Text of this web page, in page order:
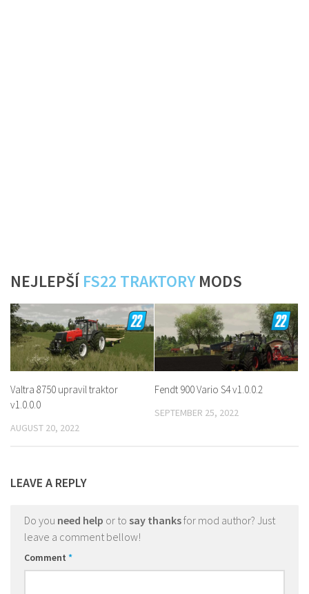
NEJLEPŠÍ FS22 TRAKTORYMODS
Valtra 8750 upravil traktor
v1.0.0.0
AUGUST 20, 2022
Fendt 900 Vario S4 v1.0.0.2
SEPTEMBER 25, 2022
LEAVE A REPLY
Do you need help or to say thanksfor mod author? Just
leave a comment bellow!
Comment *